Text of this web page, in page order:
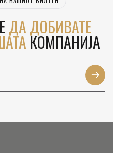
ДА ДОБИВАТЕ
КОМПАНИЈА